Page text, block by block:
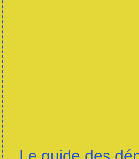
Le guide des